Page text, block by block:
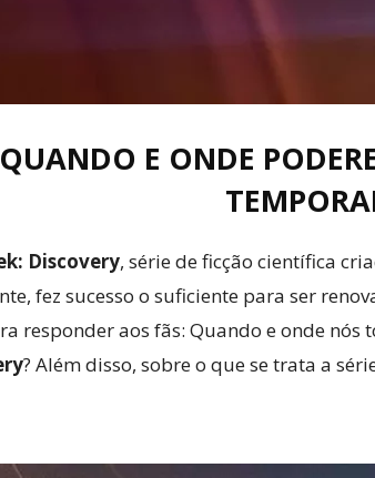
QUANDO E ONDE
Discovery, série de ficção científica
fez sucesso o suficiente para ser
responder aos fãs: Quando e onde
? Além disso, sobre o que se trata a